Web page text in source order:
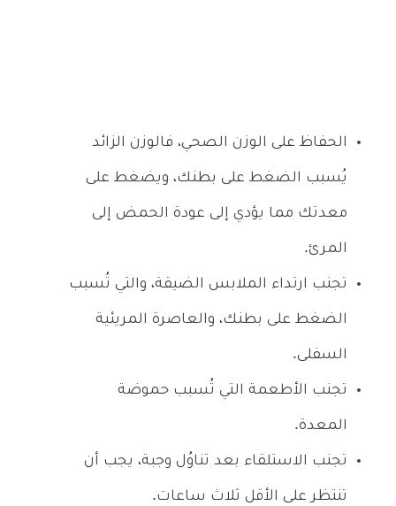
الحفاظ على الوزن الصحي، فالوزن الزائد
يُسبب الضغط على بطنك، ويضغط على
معدتك مما يؤدي إلى عودة الحمض إلى
المرئ.
تجنب ارتداء الملابس الضيقة، والتي تُسبب
الضغط على بطنك، والعاصرة المريئية
السفلى.
تجنب الأطعمة التي تُسبب حموضة
المعدة.
تجنب الاستلقاء بعد تناوُل وجبة، يجب أن
تنتظر على الأقل ثلاث ساعات.